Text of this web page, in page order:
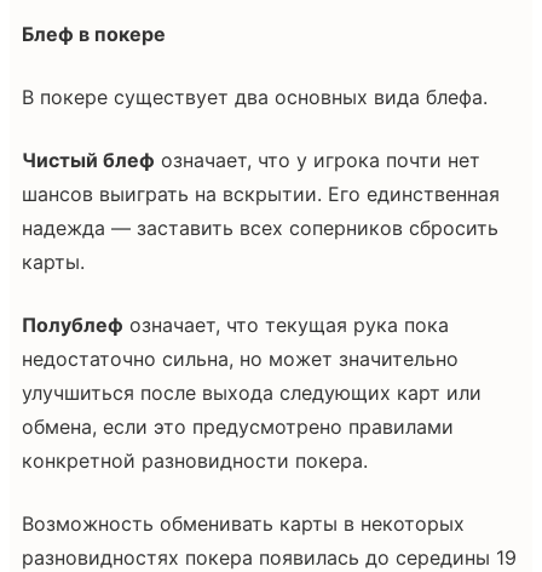
Блеф в покере
В покере существует два основных вида блефа.
Чистый блеф означает, что у игрока почти нет
шансов выиграть на вскрытии. Его единственная
надежда — заставить всех соперников сбросить
карты.
Полублеф означает, что текущая рука пока
недостаточно сильна, но может значительно
улучшиться после выхода следующих карт или
обмена, если это предусмотрено правилами
конкретной разновидности покера.
Возможность обменивать карты в некоторых
разновидностях покера появилась до середины 19